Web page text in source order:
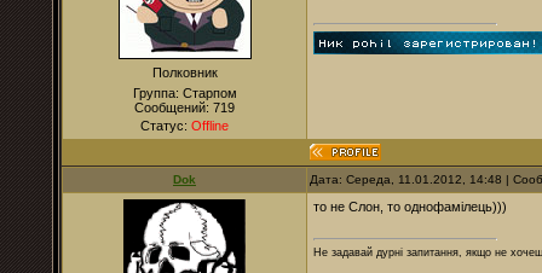
Полковник
Группа: Старпом
Сообщений: 719
Статус: Offline
Dok Дата: Середа, 11.01.2012, 14:48 |
то не Слон, то однофамілець)))
Не задавай дурні запитання, якщо не